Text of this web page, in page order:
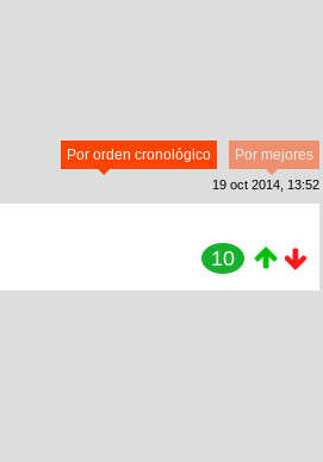
Por mejores
Por orden cronológico
19 oct 2014, 13:52
10